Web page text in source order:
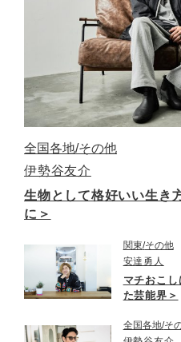
全国各地 その他
伊勢谷友介
生物として格好いい生き
に＞
関東 その他
安達勇人
マチおこ
た芸能界＞
全国各地 そ